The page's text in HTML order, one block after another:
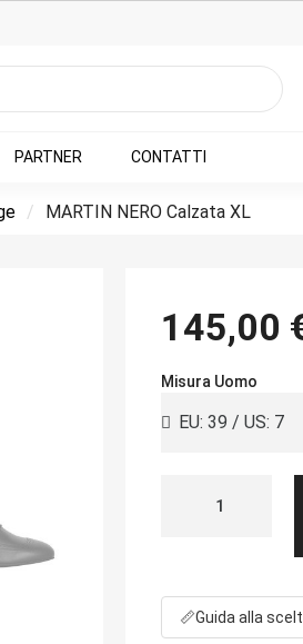
PARTNER CONTATTI
MARTIN NERO Calzata XL
145,00
Misura Uomo
📏Guida alla